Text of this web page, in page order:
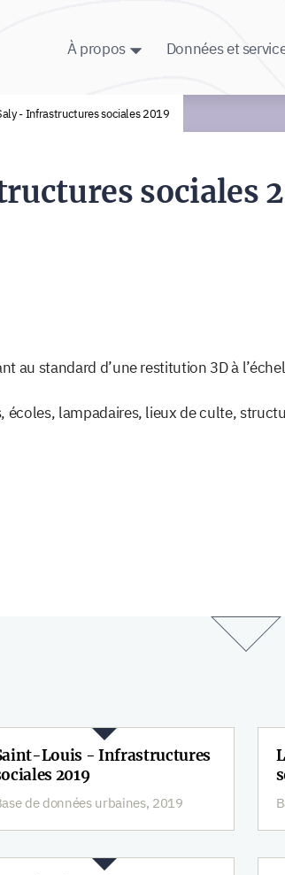
À propos Données et
- Infrastructures sociales 2019
sociales
au standard d’une restitution 3D à
lampadaires, lieux de culte,
Louis - Infrastructures
2019
de données urbaines, 2019